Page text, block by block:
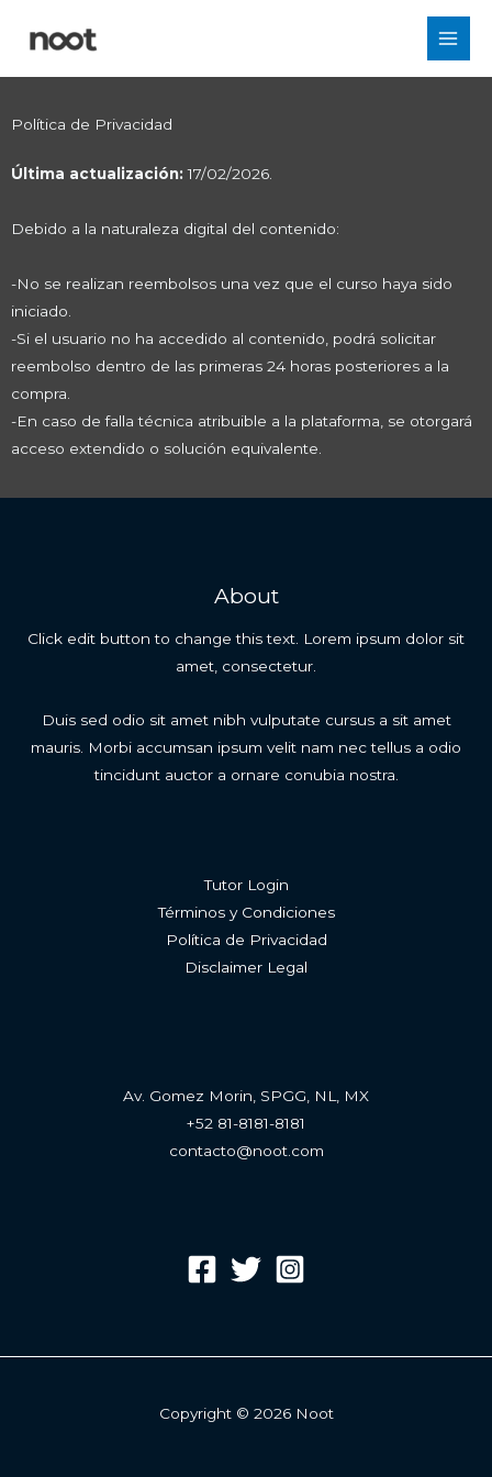
Política de Privacidad
Última actualización: 17/02/2026.
Debido a la naturaleza digital del contenido:
-No se realizan reembolsos una vez que el curso haya sido
iniciado.
-Si el usuario no ha accedido al contenido, podrá solicitar
reembolso dentro de las primeras 24 horas posteriores a la
compra.
-En caso de falla técnica atribuible a la plataforma, se otorgará
acceso extendido o solución equivalente.
About
Click edit button to change this text. Lorem ipsum dolor sit
amet, consectetur.
Duis sed odio sit amet nibh vulputate cursus a sit amet
mauris. Morbi accumsan ipsum velit nam nec tellus a odio
tincidunt auctor a ornare conubia nostra.
Tutor Login
Términos y Condiciones
Política de Privacidad
Disclaimer Legal
Av. Gomez Morin, SPGG, NL, MX
+52 81-8181-8181
contacto@noot.com
Copyright © 2026 Noot